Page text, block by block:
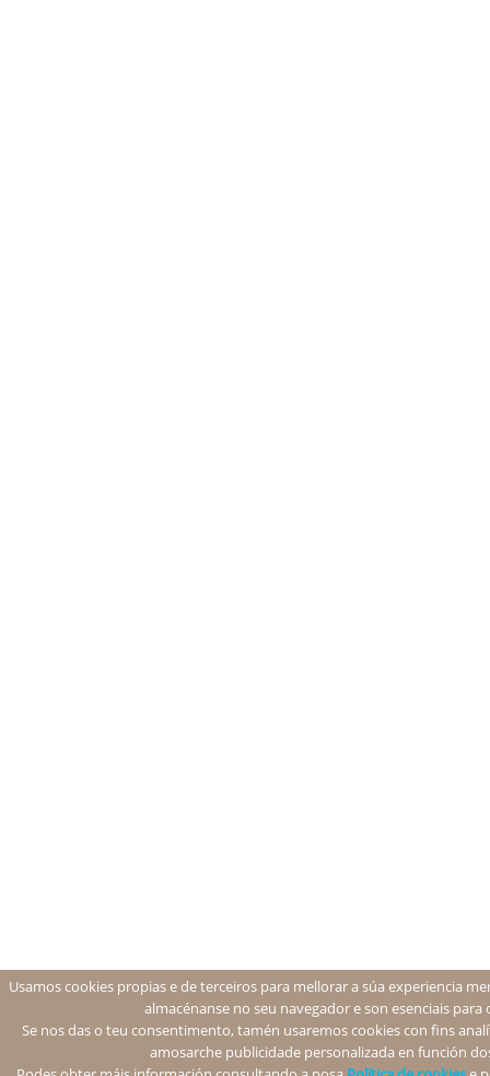
Usamos cookies propias e de terceiros para mellorar a súa experiencia
almacénanse no seu navegador e son esenciais
Se nos das o teu consentimento, tamén usaremos cookies con fins
amosarche publicidade personalizada en función